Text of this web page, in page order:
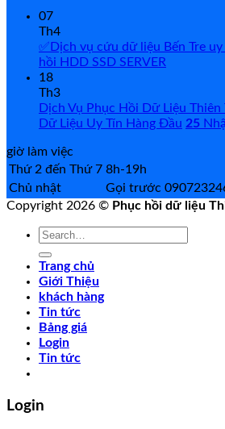
07
Th4
✅Dịch vụ cứu dữ liệu Bến Tre
hồi HDD SSD SERVER
18
Th3
Dịch Vụ Phục Hồi Dữ Liệu Thiên
Dữ Liệu Uy Tín Hàng Đầu 25
giờ làm việc
Thứ 2 đến Thứ 7 8h-19h
Chủ nhật
Gọi trước
Copyright 2026 © Phục hồi dữ liệu
Search
Trang chủ
Giới Thiệu
khách hàng
Tin tức
Bảng giá
Login
Tin tức
Login